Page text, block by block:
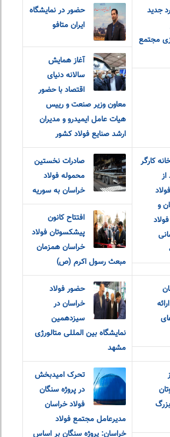
جدید
مجتمع
حضور در نمایشگاه
ایران متافو
آغاز همایش
سالانه دنیای
اقتصاد با حضور
معاون وزیر صنعت و رییس
هیات عامل ایمیدرو و مدیران
ارشد صنایع فولاد کشور
کارگر
از
و
صادرات نخستین
محموله فولاد
خراسان به سوریه
افتتاح کانون
پیشکسوتان فولاد
خراسان همزمان
مبعث رسول اکرم (ص)
حضور فولاد
خراسان در
سیزدهمین
نمایشگاه بین المللی متالورژی
مشهد
تحرک امیدبخش
در پروژه سنگان
فولاد خراسان
مدیرعامل مجتمع فولاد
خراسان: پروژه سنگان بر اساس